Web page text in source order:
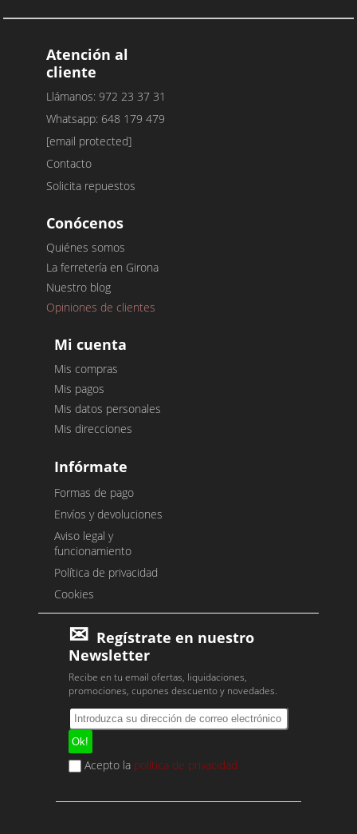
Atención al
cliente
Llámanos: 972 23 37 31
Whatsapp: 648 179 479
[email protected]
Contacto
Solicita repuestos
Conócenos
Quiénes somos
La ferretería en Girona
Nuestro blog
Opiniones de clientes
Mi cuenta
Mis compras
Mis pagos
Mis datos personales
Mis direcciones
Infórmate
Formas de pago
Envíos y devoluciones
Aviso legal y
funcionamiento
Política de privacidad
Cookies
Regístrate en nuestro
Newsletter
Recibe en tu email ofertas, liquidaciones,
promociones, cupones descuento y novedades.
Acepto la política de privacidad